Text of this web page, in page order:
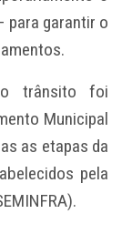
para garantir o
trânsito foi
Municipal
as etapas da
pela